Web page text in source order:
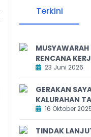
Terkini
MUSYAWARAH
RENCANA
23 Juni 2026
GERAKAN
KALURAHAN
16 Oktober
TINDAK